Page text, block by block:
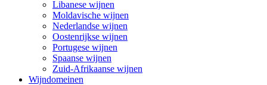
Libanese wijnen
Moldavische wijnen
Nederlandse wijnen
Oostenrijkse wijnen
Portugese wijnen
Spaanse wijnen
Zuid-Afrikaanse wijnen
Wijndomeinen